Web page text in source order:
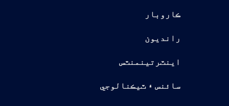
ڪاروبار
رانديون
اينٽرتينمنٽس
سائنس ۽ ٽيڪنالوجي